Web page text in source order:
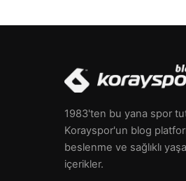
1983'ten bu yana spor
Korayspor'un blog
beslenme ve sağlıklı
içerikler.